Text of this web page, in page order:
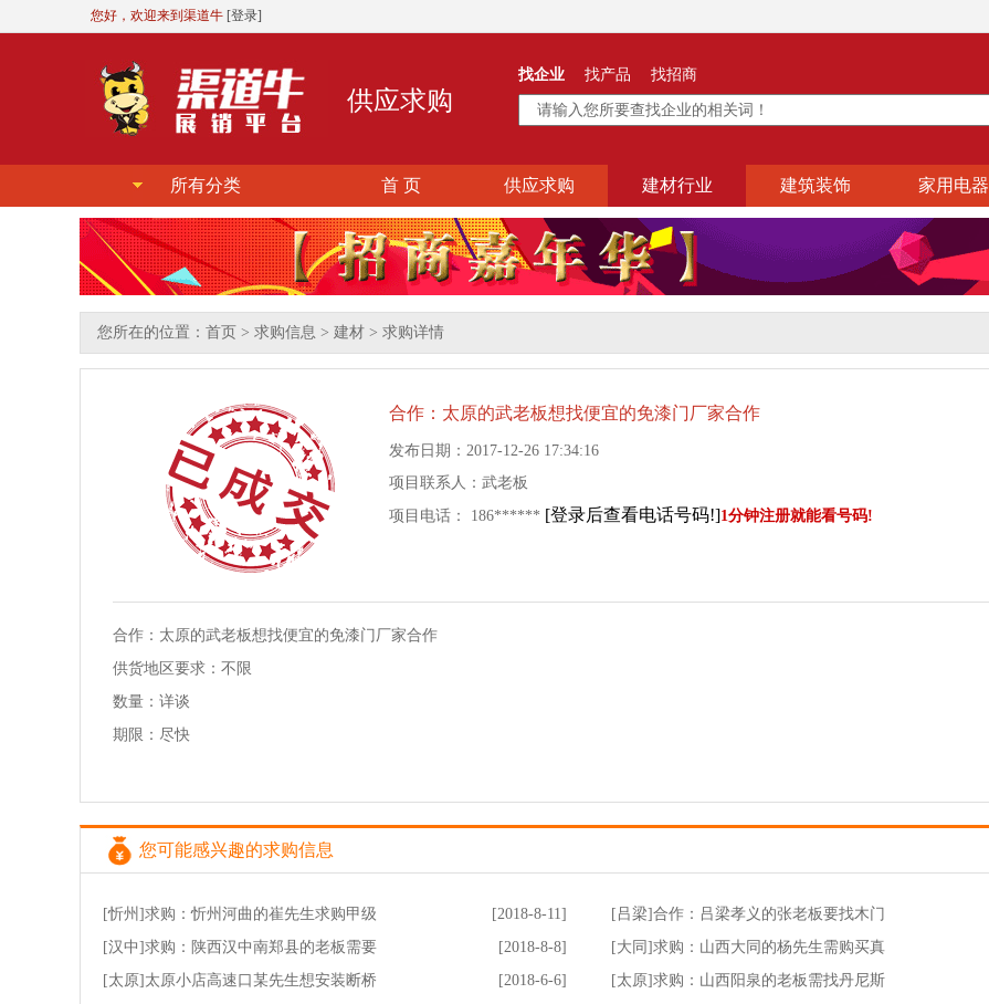
您好，欢迎来到渠道牛 [登录]
供应求购
找企业 找产品 找招商
所有分类 首 页 供应求购 建材行业 建筑装饰 家用电器
您所在的位置： 首页 > 求购信息 > 建材 > 求购详情
合作：太原的武老板想找便宜的免漆门厂家合作
发布日期：2017-12-26 17:34:16
项目联系人：武老板
项目电话： 186****** [登录后查看电话号码!]1分钟注册就能看号码!
合作：太原的武老板想找便宜的免漆门厂家合作
供货地区要求：不限
数量：详谈
期限：尽快
您可能感兴趣的求购信息
[忻州]求购：忻州河曲的崔先生求购甲级 [2018-8-11] [吕梁]合作：吕梁孝义的张老板要找木门
[汉中]求购：陕西汉中南郑县的老板需要
[2018-8-8] [大同]求购：山西大同的杨先生需购买真
[太原]太原小店高速口某先生想安装断桥
[2018-6-6] [太原]求购：山西阳泉的老板需找丹尼斯